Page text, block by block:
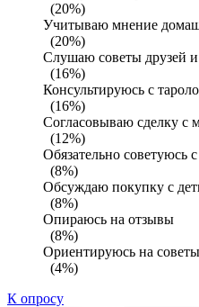
(20%)
Учитываю мнение
(20%)
Слушаю советы друзей
(16%)
Консультируюсь с
(16%)
Согласовываю сделку с
(12%)
Обязательно советуюсь
(8%)
Обсуждаю покупку с
(8%)
Опираюсь на отзывы
(8%)
Ориентируюсь на
(4%)
К опросу